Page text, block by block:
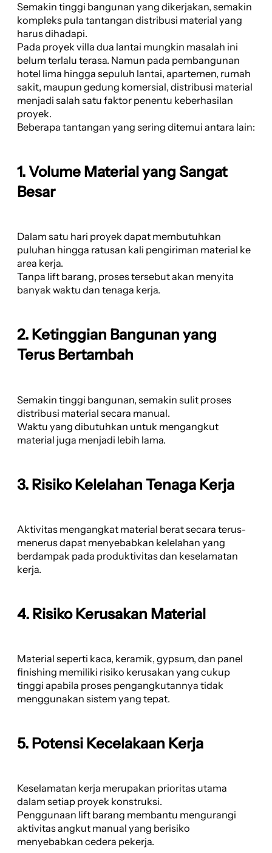
Semakin tinggi bangunan yang dikerjakan, semakin
kompleks pula tantangan distribusi material yang
harus dihadapi.
Pada proyek villa dua lantai mungkin masalah ini
belum terlalu terasa. Namun pada pembangunan
hotel lima hingga sepuluh lantai, apartemen, rumah
sakit, maupun gedung komersial, distribusi material
menjadi salah satu faktor penentu keberhasilan
proyek.
Beberapa tantangan yang sering ditemui antara lain:
1. Volume Material yang Sangat
Besar
Dalam satu hari proyek dapat membutuhkan
puluhan hingga ratusan kali pengiriman material ke
area kerja.
Tanpa lift barang, proses tersebut akan menyita
banyak waktu dan tenaga kerja.
2. Ketinggian Bangunan yang
Terus Bertambah
Semakin tinggi bangunan, semakin sulit proses
distribusi material secara manual.
Waktu yang dibutuhkan untuk mengangkut
material juga menjadi lebih lama.
3. Risiko Kelelahan Tenaga Kerja
Aktivitas mengangkat material berat secara terus-
menerus dapat menyebabkan kelelahan yang
berdampak pada produktivitas dan keselamatan
kerja.
4. Risiko Kerusakan Material
Material seperti kaca, keramik, gypsum, dan panel
finishing memiliki risiko kerusakan yang cukup
tinggi apabila proses pengangkutannya tidak
menggunakan sistem yang tepat.
5. Potensi Kecelakaan Kerja
Keselamatan kerja merupakan prioritas utama
dalam setiap proyek konstruksi.
Penggunaan lift barang membantu mengurangi
aktivitas angkut manual yang berisiko
menyebabkan cedera pekerja.